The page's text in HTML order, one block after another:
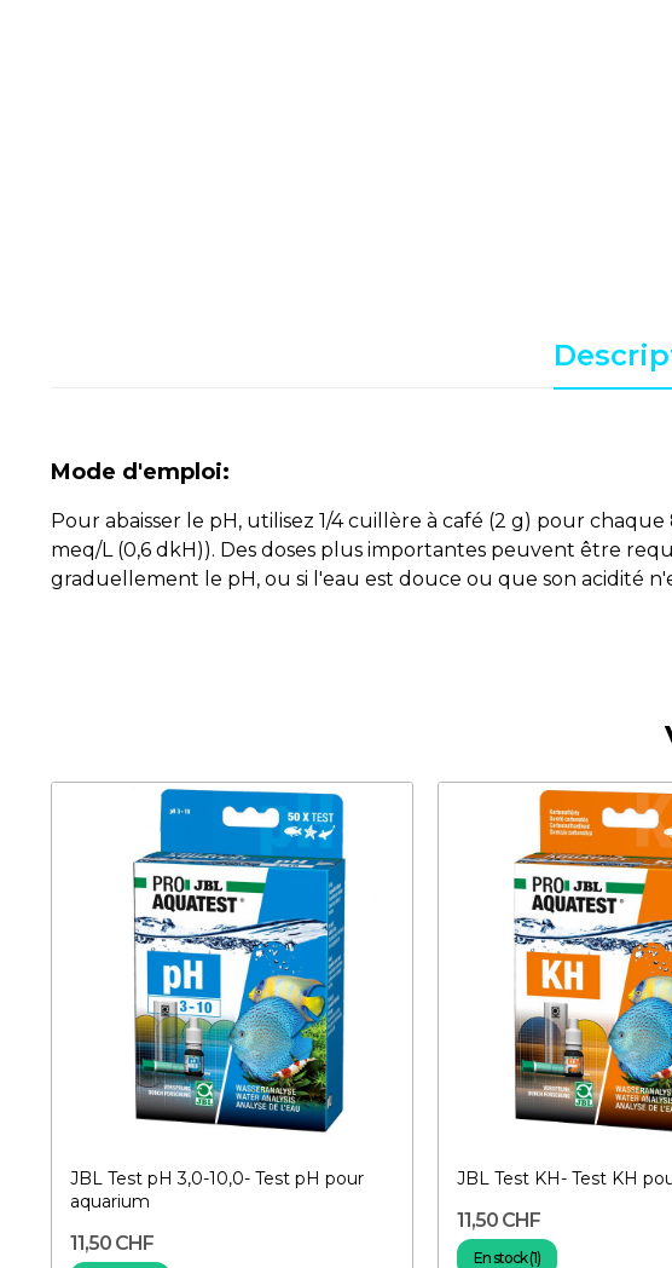
Mode d'emploi:
Pour abaisser le pH, utilisez 1/4 cuillère à café (2 g) pour
meq/L (0,6 dkH)). Des doses plus importantes peuvent être
graduellement le pH, ou si l'eau est douce ou que son acidité
JBL Test pH 3,0-10,0- Test pH pour
aquarium
11,50 CHF
JBL Test KH- Test KH
11,50 CHF
En stock (1)